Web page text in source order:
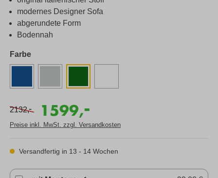
modernes Designer Sofa
abgerundete Form
Bodennah
Farbe
2132,- 1599,
-
Preise inkl. MwSt. zzgl. Versandkosten
Versandfertig in 13 - 14 Wochen